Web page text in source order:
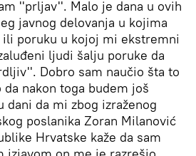
''prljav''. Malo je dana u ovih
javnog delovanja u kojima
poruku u kojoj mi ekstremni
ljudi šalju poruke da
Dobro sam naučio šta to
nakon toga budem još
da mi zbog izraženog
poslanika Zoran Milanović
Hrvatske kaže da sam